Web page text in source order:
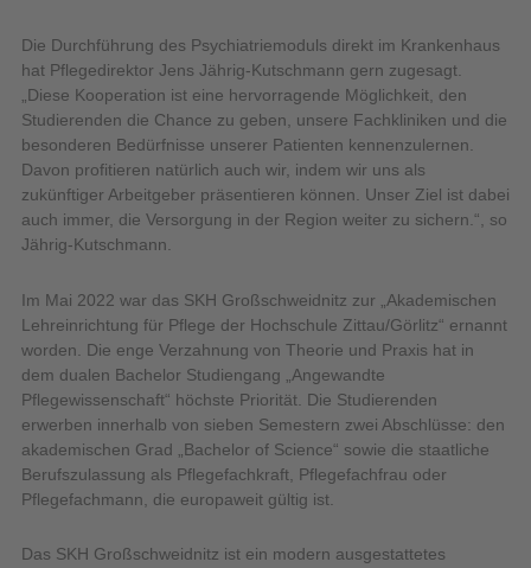
Die Durchführung des Psychiatriemoduls direkt im Krankenhaus
hat Pflegedirektor Jens Jährig-Kutschmann gern zugesagt.
„Diese Kooperation ist eine hervorragende Möglichkeit, den
Studierenden die Chance zu geben, unsere Fachkliniken und die
besonderen Bedürfnisse unserer Patienten kennenzulernen.
Davon profitieren natürlich auch wir, indem wir uns als
zukünftiger Arbeitgeber präsentieren können. Unser Ziel ist dabei
auch immer, die Versorgung in der Region weiter zu sichern.“, so
Jährig-Kutschmann.
Im Mai 2022 war das SKH Großschweidnitz zur „Akademischen
Lehreinrichtung für Pflege der Hochschule Zittau/Görlitz“ ernannt
worden. Die enge Verzahnung von Theorie und Praxis hat in
dem dualen Bachelor Studiengang „Angewandte
Pflegewissenschaft“ höchste Priorität. Die Studierenden
erwerben innerhalb von sieben Semestern zwei Abschlüsse: den
akademischen Grad „Bachelor of Science“ sowie die staatliche
Berufszulassung als Pflegefachkraft, Pflegefachfrau oder
Pflegefachmann, die europaweit gültig ist.
Das SKH Großschweidnitz ist ein modern ausgestattetes